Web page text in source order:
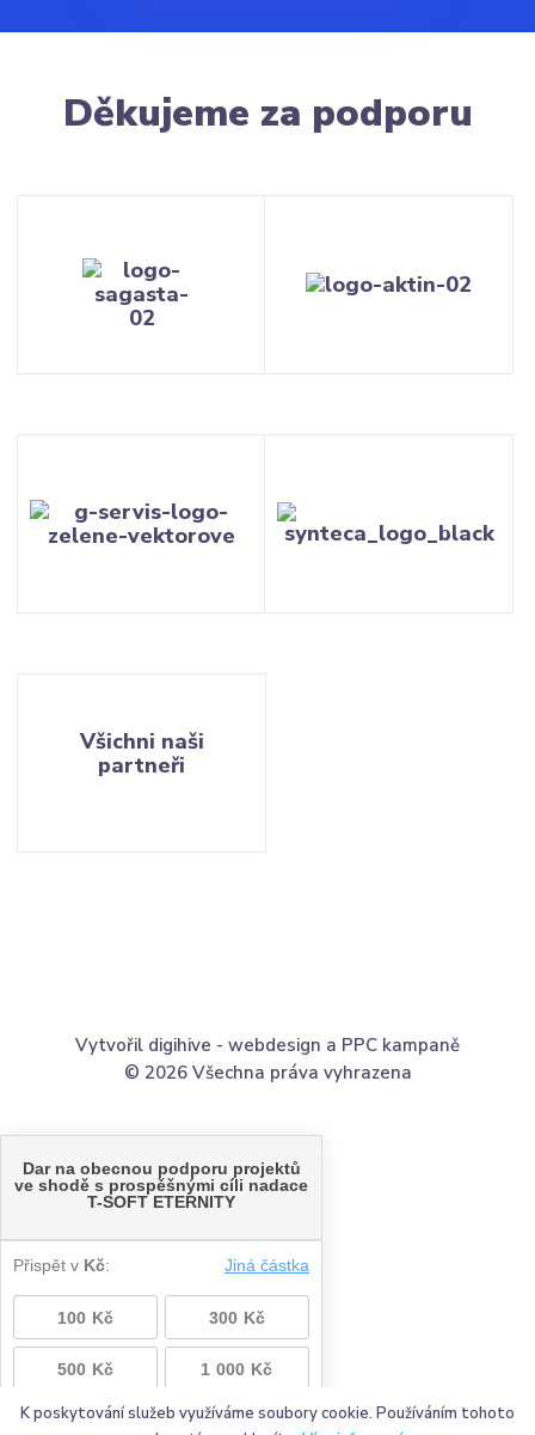
K poskytování služeb využíváme soubory cookie. Používáním tohoto
Děkujeme za podporu
Všichni naši
partneři
© 2026 Všechna práva vyhrazena
Vytvořil digihive - webdesign a PPC kampaně